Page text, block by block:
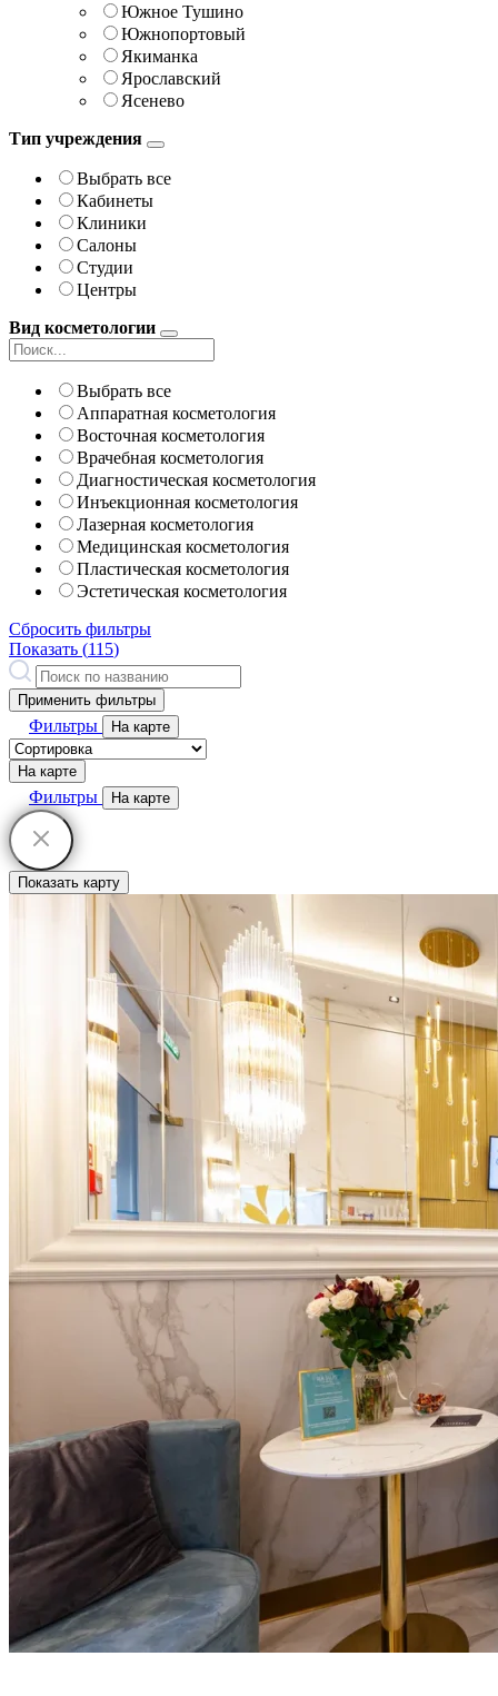
Южное Тушино
Южнопортовый
Якиманка
Ярославский
Ясенево
Тип учреждения
Выбрать все
Кабинеты
Клиники
Салоны
Студии
Центры
Вид косметологии
Выбрать все
Аппаратная косметология
Восточная косметология
Врачебная косметология
Диагностическая косметология
Инъекционная косметология
Лазерная косметология
Медицинская косметология
Пластическая косметология
Эстетическая косметология
Сбросить фильтры
Показать (115)
Применить фильтры
Фильтры На карте
На карте
Фильтры На карте
Показать карту